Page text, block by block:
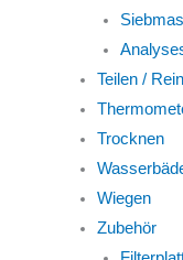
Teilen /
Trocknen
Wiegen
Zubehör